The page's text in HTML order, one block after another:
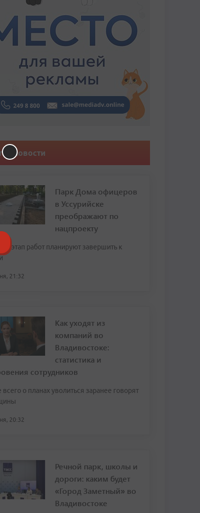
новости
Парк Дома офицеров
в Уссурийске
преображают по
нацпроекту
этап работ планируют завершить к
21:32
Как уходят из
компаний во
Владивостоке:
статистика и
сотрудников
о планах уволиться заранее говорят
20:32
Речной парк, школы и
дороги: каким будет
«Город Заметный» во
Владивостоке